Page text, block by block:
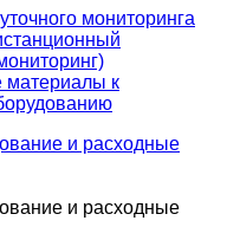
мониторинга
материалы к
и расходные
и расходные